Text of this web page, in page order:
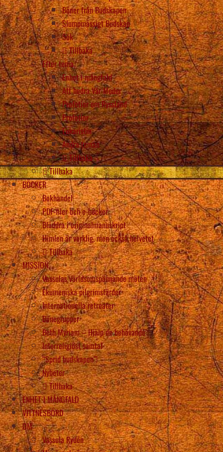
Böner från Budskapen
Slumpmässigt Budskap
Sök
Tillbaka
Efter tema
Enhet i mångfald
Att hedra Vår Moder
Profetior om Ryssland
Profetior
Eukaristin
Andra teman
Tillbaka
Tillbaka
BÖCKER
Bokhandel
PDF-filer och e-böcker
Bläddra i originalmanuskript
Himlen är verklig, men också helvetet
Tillbaka
MISSION
Vassulas världsomspännande möten
Ekumeniska pilgrimsfärder
Internationella retreater
Bönegrupper
Beth Myriam – Hjälp de behövande
Interreligiöst samtal
“Sprid budskapen”!
Nyheter
Tillbaka
ENHET I MÅNGFALD
VITTNESBÖRD
OM
Vassula Rydén